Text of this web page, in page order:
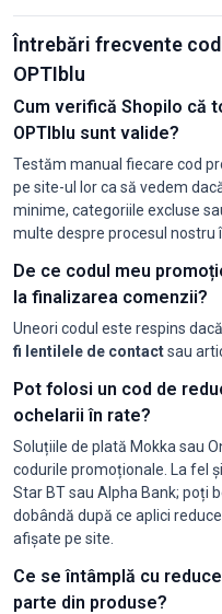
Întrebări frecvente
OPTIblu
Cum verifică Shopilo că
OPTIblu sunt valide?
Testăm manual fiecare cod
pe site-ul lor ca să vedem
minime, categoriile excluse
multe despre procesul nostru
De ce codul meu
la finalizarea comenzii?
Uneori codul este respins dacă
fi lentilele de contactsau
Pot folosi un cod de
ochelarii în rate?
Soluțiile de plată Mokka sau
codurile promoționale. La fel
Star BT sau Alpha Bank; poți
dobândă după ce aplici
afișate pe site.
Ce se întâmplă cu
parte din produse?